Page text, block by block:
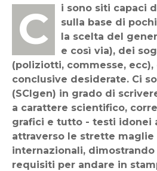
Ci sono siti capaci di sfornare storie
sulla base di
la scelta del
e così via), dei
(poliziotti, commesse,
conclusive desiderate. Ci
(SCIgen) in grado di
a carattere scientifico,
grafici e tutto - testi idonei
attraverso le strette
internazionali,
requisiti per andare in